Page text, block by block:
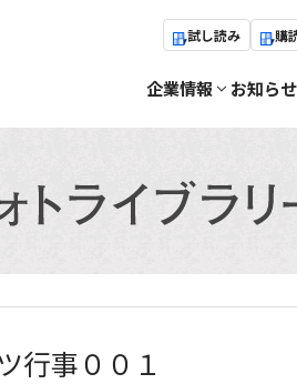
試し読み 購
企業情報 お知らせ
行事００１